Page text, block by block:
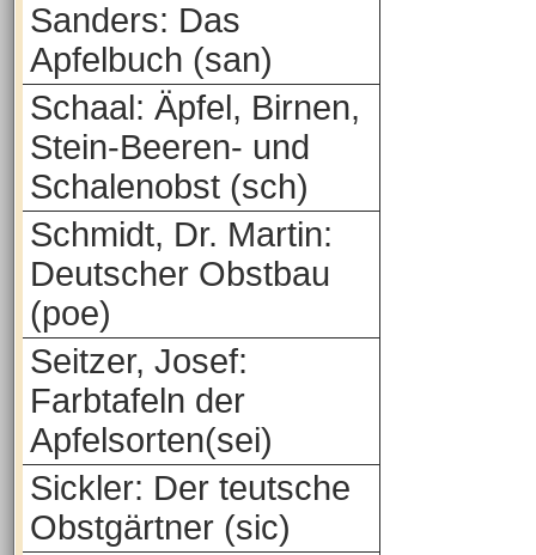
Sanders: Das
Apfelbuch (san)
Schaal: Äpfel, Birnen,
Stein-Beeren- und
Schalenobst (sch)
Schmidt, Dr. Martin:
Deutscher Obstbau
(poe)
Seitzer, Josef:
Farbtafeln der
Apfelsorten(sei)
Sickler: Der teutsche
Obstgärtner (sic)